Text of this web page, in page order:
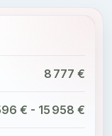
8 777 €
€ - 15 958 €